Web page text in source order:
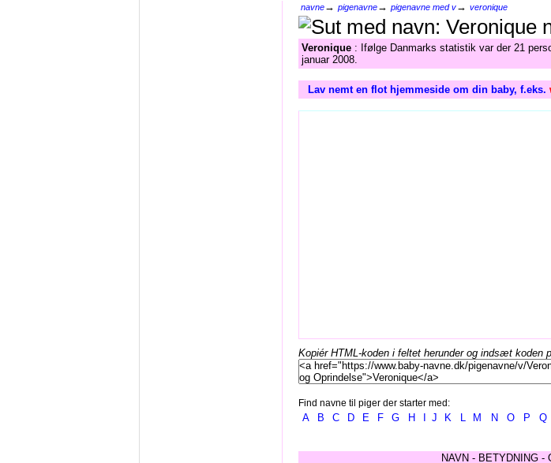
navne→ pigenavne→ pigenavne med v→ veronique
Veronique : Ifølge Danmarks statistik var der 21
januar 2008.
Lav nemt en flot hjemmeside om din baby, f.eks.
Kopiér HTML-koden i feltet herunder og indsæt koden
Find navne til piger der starter med:
A B C D E F G H J K L M N O P Q
NAVN - BETYDNING -